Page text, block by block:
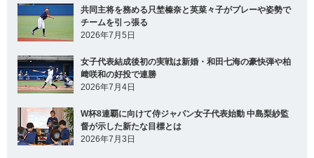
共同主将を務める只埜榛奈と英菜々子がプレーや姿勢で
チームを引っ張る
2026年7月5日
女子代表結成後初の実戦は新婚・和田七海の豪快弾や柏
﨑咲和の好投で連勝
2026年7月4日
W杯8連覇に向けて侍ジャパン女子代表始動 中島梨紗監
督が示した新たな目標とは
2026年7月3日